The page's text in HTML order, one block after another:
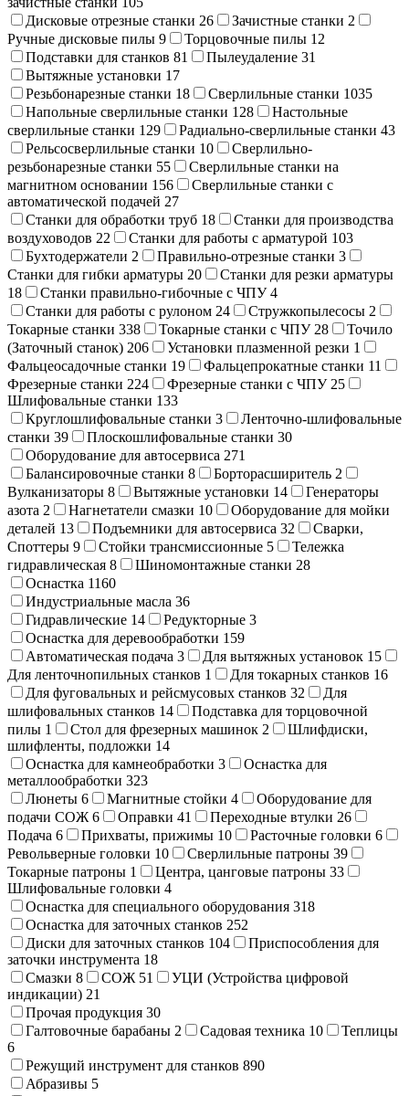
Дисковые отрезные станки 26 Зачистные станки 2
Ручные дисковые пилы 9 Торцовочные пилы 12
Подставки для станков 81 Пылеудаление 31
Вытяжные установки 17
Резьбонарезные станки 18 Сверлильные станки 1035
Напольные сверлильные станки 128
Настольные
сверлильные станки 129 Радиально-сверлильные станки 43
Рельсосверлильные станки 10
Сверлильно-
резьбонарезные станки 55
Сверлильные станки на
магнитном основании 156
Сверлильные станки с
автоматической подачей 27
Станки для обработки труб 18
Станки для производства
воздуховодов 22 Станки для работы с арматурой 103
Бухтодержатели 2 Правильно-отрезные станки 3
Станки для гибки арматуры 20
Станки для резки арматуры
18
Станки правильно-гибочные с ЧПУ4
Станки для работы с рулоном 24 Стружкопылесосы 2
Токарные станки 338 Токарные станки с ЧПУ 28
Точило
(Заточный станок) 206 Установки плазменной резки 1
Фальцеосадочные станки 19 Фальцепрокатные станки 11
Фрезерные станки 224 Фрезерные станки с ЧПУ 25
Шлифовальные станки 133
Круглошлифовальные станки 3
Ленточно-шлифовальные
станки 39 Плоскошлифовальные станки 30
Оборудование для автосервиса 271
Балансировочные станки 8 Борторасширитель 2
Вулканизаторы 8 Вытяжные установки 14
Генераторы
азота 2 Нагнетатели смазки 10
Оборудование для мойки
деталей 13 Подъемники для автосервиса 32
Сварки,
Cпоттеры 9 Стойки трансмиссионные 5
Тележка
гидравлическая 8 Шиномонтажные станки 28
Оснастка 1160
Индустриальные масла 36
Гидравлические 14 Редукторные 3
Оснастка для деревообработки 159
Автоматическая подача 3 Для вытяжных установок 15
Для ленточнопильных станков 1 Для токарных станков 16
Для фуговальных и рейсмусовых станков 32
Для
шлифовальных станков 14
Подставка для торцовочной
пилы 1 Стол для фрезерных машинок 2
Шлифдиски,
шлифленты, подложки 14
Оснастка для камнеобработки 3
Оснастка для
металлообработки 323
Люнеты 6 Магнитные стойки 4
Оборудование для
подачи СОЖ 6 Оправки 41 Переходные втулки 26
Подача 6 Прихваты, прижимы 10 Расточные головки 6
Револьверные головки 10 Сверлильные патроны 39
Токарные патроны 1 Центра, цанговые патроны 33
Шлифовальные головки 4
Оснастка для специального оборудования 318
Оснастка для заточных станков 252
Диски для заточных станков 104
Приспособления для
заточки инструмента 18
Смазки 8 СОЖ 51
УЦИ (Устройства цифровой
индикации) 21
Прочая продукция 30
Галтовочные барабаны 2 Садовая техника 10
Теплицы
6
Режущий инструмент для станков 890
Абразивы 5